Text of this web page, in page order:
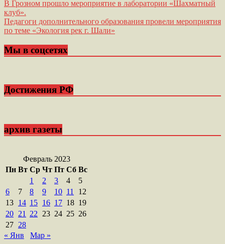
Навигация
по
записям
В Грозном прошло мероприятие в лаборатории «Шахматный
клуб».
Педагоги дополнительного образования провели мероприятия
по теме «Экология рек г. Шали»
Мы в соцсетях
Достижения РФ
архив газеты
Февраль 2023
Пн Вт Ср Чт Пт Сб Вс
1
2 3 4
5
6
7 8 9 10 11
12
13 14 15 16 17 18 19
20 21 22 23 24 25 26
27 28
« Янв
Мар »